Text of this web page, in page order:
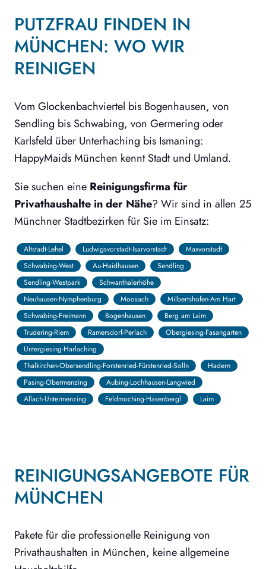
PUTZFRAU FINDEN IN
MÜNCHEN: WO WIR
REINIGEN
Vom Glockenbachviertel bis Bogenhausen, von
Sendling bis Schwabing, von Germering oder
Karlsfeld über Unterhaching bis Ismaning:
HappyMaids München kennt Stadt und Umland.
Sie suchen eine Reinigungsfirma für
Privathaushalte in der Nähe? Wir sind in allen 25
Münchner Stadtbezirken für Sie im Einsatz:
Altstadt-Lehel Ludwigsvorstadt-Isarvorstadt
Maxvorstadt
Schwabing-West
Au-Haidhausen
Sendling
Sendling-Westpark
Schwanthalerhöhe
Neuhausen-Nymphenburg
Moosach
Milbertshofen-Am Hart
Schwabing-Freimann
Bogenhausen
Berg am Laim
Trudering-Riem
Ramersdorf-Perlach
Obergiesing-Fasangarten
Untergiesing-Harlaching
Thalkirchen-Obersendling-Forstenried-Fürstenried-Solln
Hadern
Pasing-Obermenzing
Aubing-Lochhausen-Langwied
Allach-Untermenzing
Feldmoching-Hasenbergl Laim
REINIGUNGSANGEBOTE FÜR
MÜNCHEN
Pakete für die professionelle Reinigung von
Privathaushalten in München, keine allgemeine